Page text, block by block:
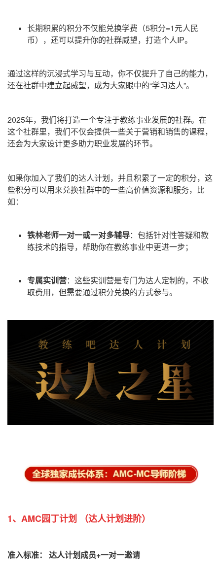
长期积累的积分不仅能兑换学费 （5积分=1元人民
币），还可以提升你的社群威望， 打造个人IP。
通过这样的沉浸式学习与互动，你不仅提升了自己的能力，
还在社群中建立起威望，成为大家眼中的“学习达人”。
2025年，我们将打造一个专注于教练事业发展的社群。在
这个社群里，我们不仅会提供一些关于营销和销售的课程，
还会为大家设计更多助力职业发展的环节。
如果你加入了我们的达人计划，并且积累了一定的积分，这
些积分可以用来兑换社群中的一些高价值资源和服务，比
如：
铁林老师一对一或一对多辅导：包括针对性答疑和教
练技术的指导，帮助你在教练事业中更进一步；
专属实训营： 这些实训营是专门为达人定制的，不收
取费用，但需要通过积分兑换的方式参与。
1、AMC园丁计划 （达人计划进阶）
准入标准： 达人计划成员+一对一邀请